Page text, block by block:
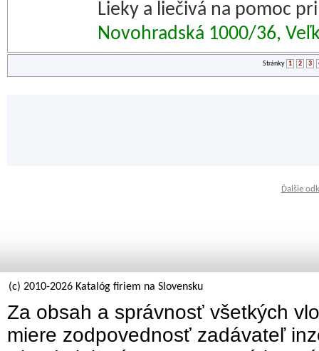
Lieky a liečivá na pomoc
Novohradská 1000/36,
Stránky 1 2 3
Ďalšie
(c) 2010-2026 Katalóg firiem na Slovensku
Za obsah a správnosť všetkých
miere zodpovednosť zadávateľ